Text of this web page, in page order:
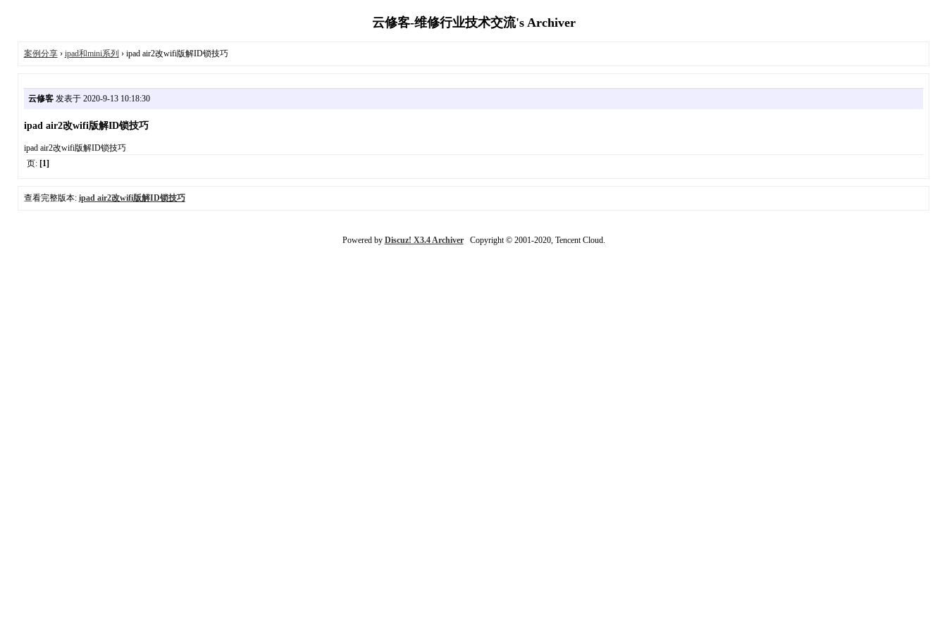
云修客-维修行业技术交流's Archiver
案例分享› ipad和mini系列 › ipad air2改wifi版解ID锁技巧
云修客发表于 2020-9-13 10:18:30
ipad air2改wifi版解ID锁技巧
ipad air2改wifi版解ID锁技巧
页: [1]
查看完整版本: ipad air2改wifi版解ID锁技巧
Powered by Discuz! X3.4 ArchiverCopyright © 2001-2020, Tencent Cloud.